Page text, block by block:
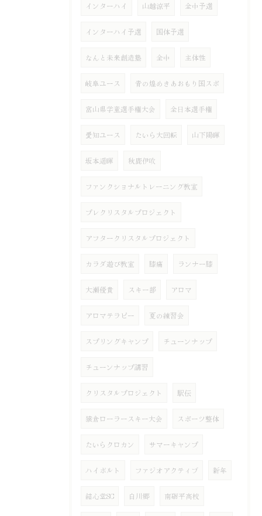
インターハイ 山越涼平 全中予選
インターハイ予選 国体予選
なんと未来創造塾 全中 主体性
岐阜ユース 青の煌めきあおもり国スポ
富山県学童選手権大会 全日本選手権
愛知ユース たいら大回転 山下陽暉
坂本遥暉 秋鹿伊吹
ファンクショナルトレーニング教室
プレクリスタルプロジェクト
アフタークリスタルプロジェクト
カラダ遊び教室 膝痛 ランナー膝
大瀬優貴 スキー部 アロマ
アロマテラピー 夏の練習会
スプリングキャンプ チューンナップ
チューンナップ講習
クリスタルプロジェクト 駅伝
猿倉ローラースキー大会 スポーツ整体
たいらクロカン サマーキャンプ
ハイボルト ファジオアクティブ 新年
結心堂SC 白川郷 南砺平高校